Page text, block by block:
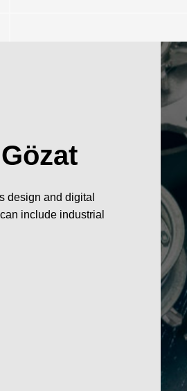
design and digital
include industrial